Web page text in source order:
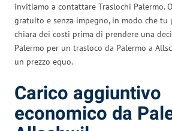
invitiamo a contattare Traslochi Palermo.
gratuito e senza impegno, in modo che tu
chiara dei costi prima di prendere una
Palermo per un trasloco da Palermo a
un prezzo equo.
Carico aggiuntivo
economico da